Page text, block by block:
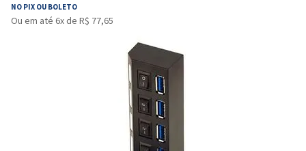
Entrega Flash
Cartão de crédito
Pagamento via Pix
Retire na Loja
NO PIX OU BOLETO
Ou em até 6x de R$ 77,65